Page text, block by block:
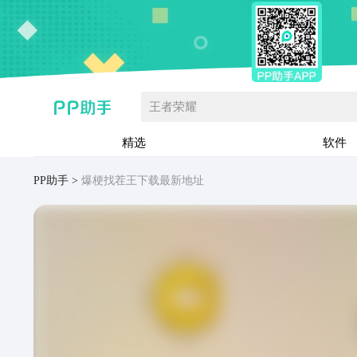
王者荣耀
精选 软件
PP助手 爆梗找茬王下载最新地址